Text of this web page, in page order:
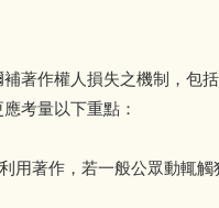
著作權人損失之機制，包
考量以下重點：
用著作，若一般公眾動輒